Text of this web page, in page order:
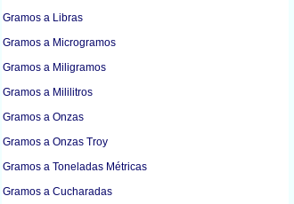
Gramos a Libras
Gramos a Microgramos
Gramos a Miligramos
Gramos a Mililitros
Gramos a Onzas
Gramos a Onzas Troy
Gramos a Toneladas Métricas
Gramos a Cucharadas